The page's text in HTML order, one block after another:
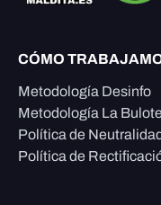
CÓMO
Metodología Desinfo
Metodología La
Política de
Política de